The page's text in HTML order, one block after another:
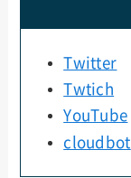
Twitter
Twtich
YouTube
cloudbot